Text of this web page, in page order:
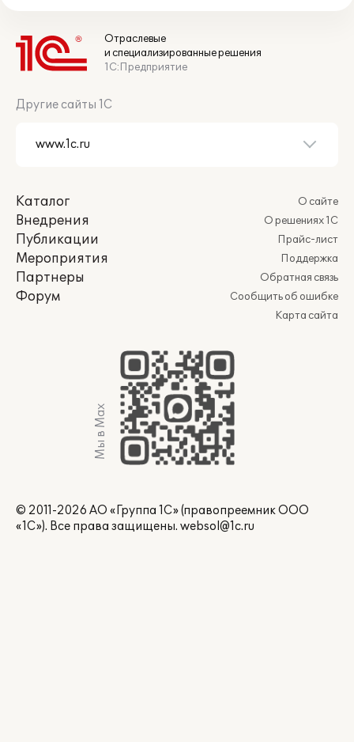
Отраслевые
и специализированные решения
1С:Предприятие
Другие сайты 1С
Каталог
Внедрения
Публикации
Мероприятия
Партнеры
Форум
О сайте
О решениях 1С
Прайс-лист
Поддержка
Обратная связь
Сообщить об ошибке
Карта сайта
Мы в Max
© 2011-2026 АО «Группа 1С» (правопреемник ООО
«1С»). Все права защищены. websol@1c.ru